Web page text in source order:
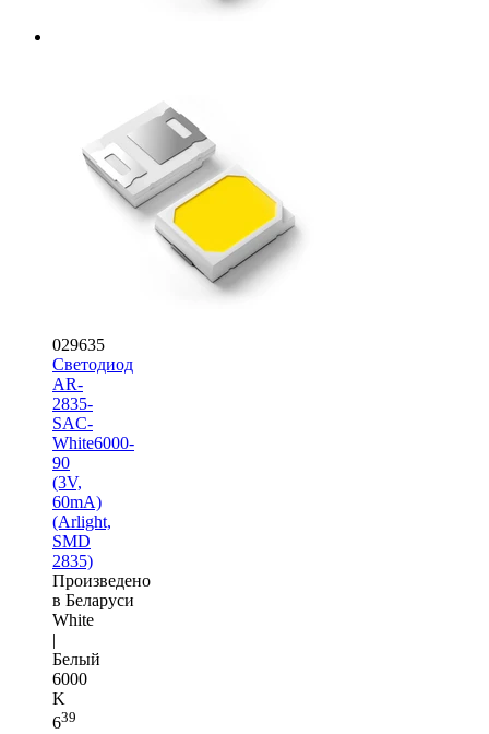
029635
Светодиод
AR-
2835-
SAC-
White6000-
90
(3V,
60mA)
(Arlight,
SMD
2835)
Произведено
в Беларуси
White
|
Белый
6000
K
639